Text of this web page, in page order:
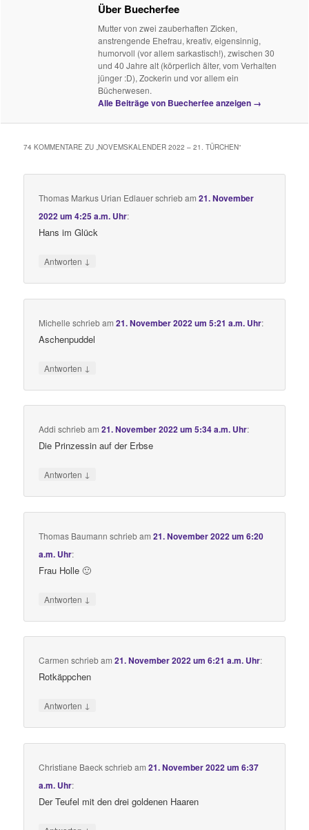
Über Buecherfee
Mutter von zwei zauberhaften Zicken,
anstrengende Ehefrau, kreativ, eigensinnig,
humorvoll (vor allem sarkastisch!), zwischen 30
und 40 Jahre alt (körperlich älter, vom Verhalten
jünger :D), Zockerin und vor allem ein
Bücherwesen.
Alle Beiträge von Buecherfee anzeigen →
74 KOMMENTARE ZU „NOVEMSKALENDER 2022 – 21. TÜRCHEN“
Thomas Markus Urian Edlauerschriebam21. November
2022 um 4:25 a.m. Uhr:
Hans im Glück
Antworten ↓
Michelle schriebam21. November 2022 um 5:21 a.m. Uhr:
Aschenpuddel
Antworten ↓
Addi schriebam21. November 2022 um 5:34 a.m. Uhr:
Die Prinzessin auf der Erbse
Antworten ↓
Thomas Baumann schriebam21. November 2022 um 6:20
a.m. Uhr:
Frau Holle 🙂
Antworten ↓
Carmen schriebam21. November 2022 um 6:21 a.m. Uhr:
Rotkäppchen
Antworten ↓
Christiane Baeckschriebam21. November 2022 um 6:37
a.m. Uhr:
Der Teufel mit den drei goldenen Haaren